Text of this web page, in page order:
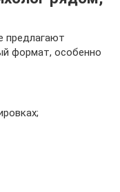
предлагают
формат, особенно